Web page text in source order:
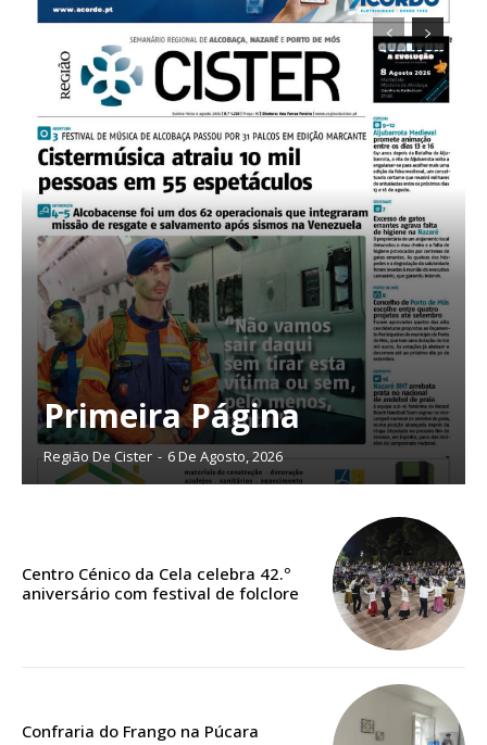
Planos de Assinatura
Sendo assinante terá acesso a todos os conteúdos exclusivos e versões
digitais.
Primeira Página
Região De Cister - 6 De Agosto, 2026
Centro Cénico da Cela celebra 42.º
aniversário com festival de folclore
Confraria do Frango na Púcara